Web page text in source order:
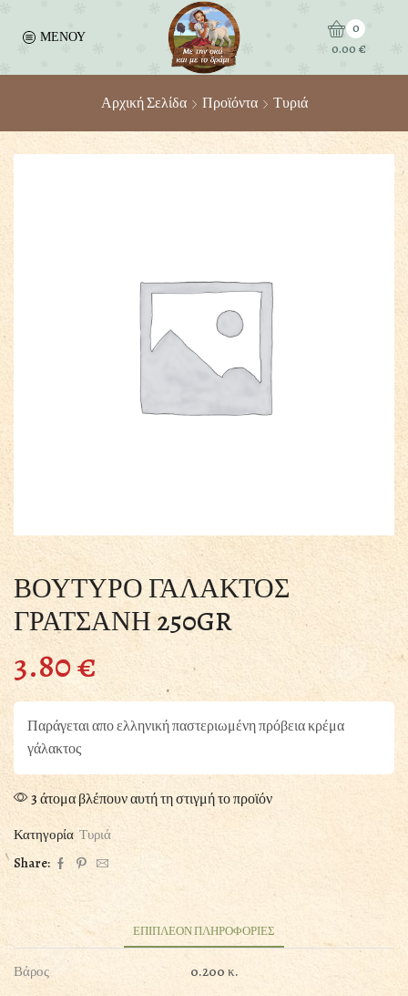
ΜΕΝΟΥ
0
0.00€
Αρχική Σελίδα Προϊόντα Τυριά
ΒΟΥΤΥΡΟ ΓΑΛΑΚΤΟΣ
ΓΡΑΤΣΑΝΗ 250GR
3.80€
Παράγεται απο ελληνική παστεριωμένη πρόβεια κρέμα
γάλακτος
3 άτομα βλέπουν αυτή τη στιγμή το προϊόν
Κατηγορία Τυριά
Share:
ΕΠΙΠΛΕΟΝ ΠΛΗΡΟΦΟΡΙΕΣ
Βάρος 0.200 κ.